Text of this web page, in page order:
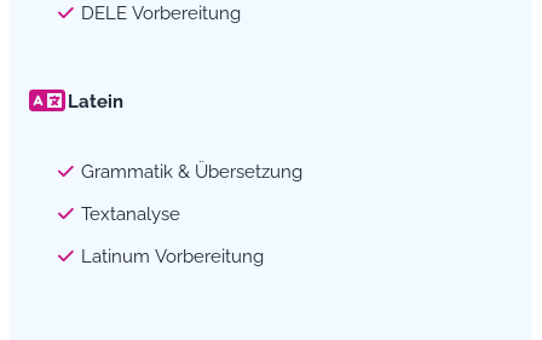
DELE Vorbereitung
Latein
Grammatik & Übersetzung
Textanalyse
Latinum Vorbereitung